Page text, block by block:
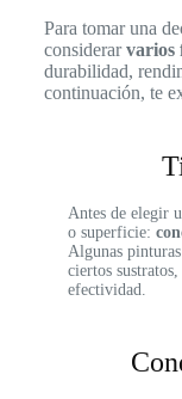
Para tomar una
considerarvarios
durabilidad,
continuación, te
Antes de elegir
o superficie:
Algunas
ciertos
efectividad.